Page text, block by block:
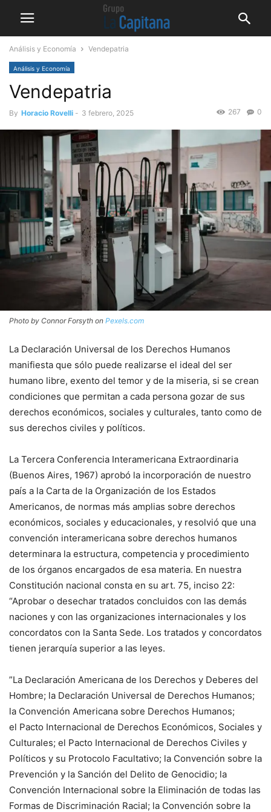
Análisis y Economía Vendepatria
Análisis y Economía
Vendepatria
By Horacio Rovelli - 3 febrero, 2025 0
267
Photo by Connor Forsyth on Pexels.com
La Declaración Universal de los Derechos Humanos
manifiesta que sólo puede realizarse el ideal del ser
humano libre, exento del temor y de la miseria, si se crean
condiciones que permitan a cada persona gozar de sus
derechos económicos, sociales y culturales, tanto como de
sus derechos civiles y políticos.
La Tercera Conferencia Interamericana Extraordinaria
(Buenos Aires, 1967) aprobó la incorporación de nuestro
país a la Carta de la Organización de los Estados
Americanos, de normas más amplias sobre derechos
económicos, sociales y educacionales, y resolvió que una
convención interamericana sobre derechos humanos
determinara la estructura, competencia y procedimiento
de los órganos encargados de esa materia. En nuestra
Constitución nacional consta en su art. 75, inciso 22:
“Aprobar o desechar tratados concluidos con las demás
naciones y con las organizaciones internacionales y los
concordatos con la Santa Sede. Los tratados y concordatos
tienen jerarquía superior a las leyes.
”La Declaración Americana de los Derechos y Deberes del
Hombre; la Declaración Universal de Derechos Humanos;
la Convención Americana sobre Derechos Humanos;
el Pacto Internacional de Derechos Económicos, Sociales y
Culturales; el Pacto Internacional de Derechos Civiles y
Políticos y su Protocolo Facultativo; la Convención sobre la
Prevención y la Sanción del Delito de Genocidio; la
Convención Internacional sobre la Eliminación de todas las
Formas de Discriminación Racial; la Convención sobre la